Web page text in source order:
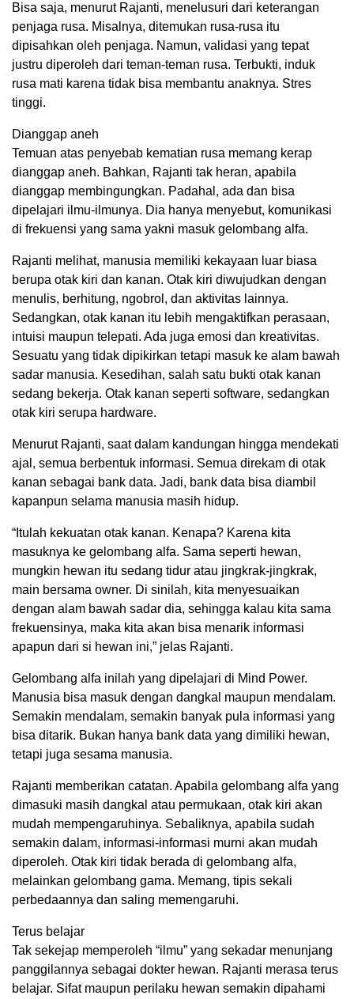
Bisa saja, menurut Rajanti, menelusuri dari keterangan
penjaga rusa. Misalnya, ditemukan rusa-rusa itu
dipisahkan oleh penjaga. Namun, validasi yang tepat
justru diperoleh dari teman-teman rusa. Terbukti, induk
rusa mati karena tidak bisa membantu anaknya. Stres
tinggi.
Dianggap aneh
Temuan atas penyebab kematian rusa memang kerap
dianggap aneh. Bahkan, Rajanti tak heran, apabila
dianggap membingungkan. Padahal, ada dan bisa
dipelajari ilmu-ilmunya. Dia hanya menyebut, komunikasi
di frekuensi yang sama yakni masuk gelombang alfa.
Rajanti melihat, manusia memiliki kekayaan luar biasa
berupa otak kiri dan kanan. Otak kiri diwujudkan dengan
menulis, berhitung, ngobrol, dan aktivitas lainnya.
Sedangkan, otak kanan itu lebih mengaktifkan perasaan,
intuisi maupun telepati. Ada juga emosi dan kreativitas.
Sesuatu yang tidak dipikirkan tetapi masuk ke alam bawah
sadar manusia. Kesedihan, salah satu bukti otak kanan
sedang bekerja. Otak kanan seperti software, sedangkan
otak kiri serupa hardware.
Menurut Rajanti, saat dalam kandungan hingga mendekati
ajal, semua berbentuk informasi. Semua direkam di otak
kanan sebagai bank data. Jadi, bank data bisa diambil
kapanpun selama manusia masih hidup.
“Itulah kekuatan otak kanan. Kenapa? Karena kita
masuknya ke gelombang alfa. Sama seperti hewan,
mungkin hewan itu sedang tidur atau jingkrak-jingkrak,
main bersama owner. Di sinilah, kita menyesuaikan
dengan alam bawah sadar dia, sehingga kalau kita sama
frekuensinya, maka kita akan bisa menarik informasi
apapun dari si hewan ini,” jelas Rajanti.
Gelombang alfa inilah yang dipelajari di Mind Power.
Manusia bisa masuk dengan dangkal maupun mendalam.
Semakin mendalam, semakin banyak pula informasi yang
bisa ditarik. Bukan hanya bank data yang dimiliki hewan,
tetapi juga sesama manusia.
Rajanti memberikan catatan. Apabila gelombang alfa yang
dimasuki masih dangkal atau permukaan, otak kiri akan
mudah mempengaruhinya. Sebaliknya, apabila sudah
semakin dalam, informasi-informasi murni akan mudah
diperoleh. Otak kiri tidak berada di gelombang alfa,
melainkan gelombang gama. Memang, tipis sekali
perbedaannya dan saling memengaruhi.
Terus belajar
Tak sekejap memperoleh “ilmu” yang sekadar menunjang
panggilannya sebagai dokter hewan. Rajanti merasa terus
belajar. Sifat maupun perilaku hewan semakin dipahami